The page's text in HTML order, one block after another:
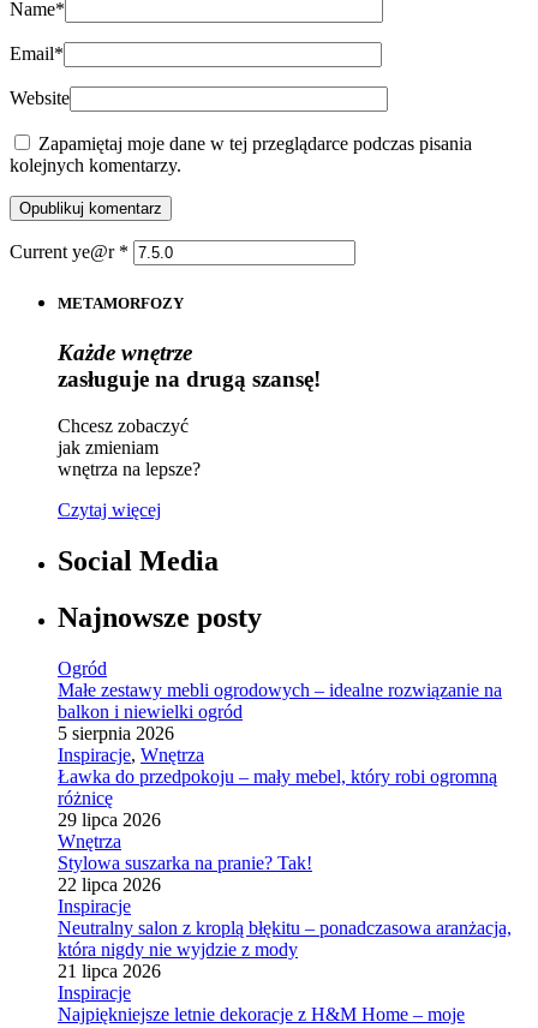
Name*
Email*
Website
Zapamiętaj moje dane w tej przeglądarce podczas pisania
kolejnych komentarzy.
Current ye@r *
METAMORFOZY
Każde wnętrze
zasługuje na drugą szansę!
Chcesz zobaczyć
jak zmieniam
wnętrza na lepsze?
Czytaj więcej
Social Media
Najnowsze posty
Ogród
Małe zestawy mebli ogrodowych – idealne rozwiązanie na
balkon i niewielki ogród
5 sierpnia 2026
Inspiracje, Wnętrza
Ławka do przedpokoju – mały mebel, który robi ogromną
różnicę
29 lipca 2026
Wnętrza
Stylowa suszarka na pranie? Tak!
22 lipca 2026
Inspiracje
Neutralny salon z kroplą błękitu – ponadczasowa aranżacja,
która nigdy nie wyjdzie z mody
21 lipca 2026
Inspiracje
Najpiękniejsze letnie dekoracje z H&M Home – moje